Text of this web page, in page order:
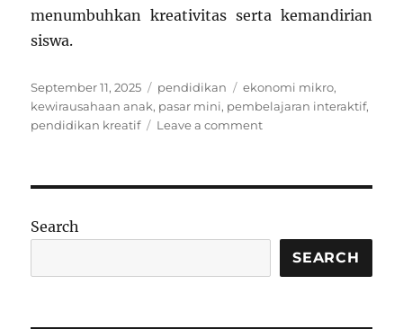
menumbuhkan kreativitas serta kemandirian
siswa.
Posted
on
September 11, 2025 Categories
pendidikan Tags
ekonomi mikro,
kewirausahaan anak, pasar mini, pembelajaran interaktif,
pendidikan kreatif
Leave a commenton
Pasar
di
Search
SEARCH